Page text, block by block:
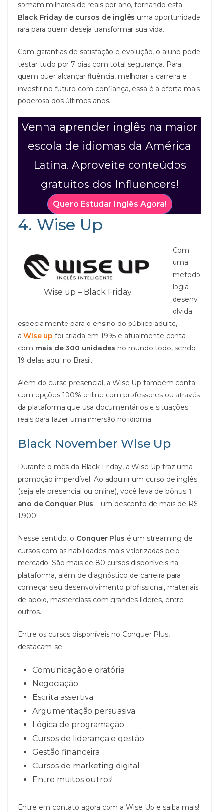
somam milhares de reais por ano, tornando esta
Black Friday de cursos de inglês uma oportunidade
rara para quem deseja transformar sua vida.
Com garantias de satisfação e evolução, o aluno pode
testar tudo por 7 dias com total segurança. Para
quem quer alcançar fluência, melhorar a carreira e
investir no futuro com confiança, essa é a oferta mais
poderosa dos últimos anos.
Venha aprender inglês na maior
escola de idiomas da América
Latina. Aproveite conteúdos
gratuitos dos Influencers!
Quero Estudar Inglês Agora!
4. Wise Up
Wise up – Black Friday
Com
uma
metodo
logia
desenv
olvida
especialmente para o ensino do público adulto,
a Wise up foi criada em 1995 e atualmente conta
com mais de 300 unidades no mundo todo, sendo
19 delas aqui no Brasil.
Além do curso presencial, a Wise Up também conta
com opções 100% online com professores ou através
da plataforma que usa documentários e situações
reais para fazer uma imersão no idioma.
Black November Wise Up
Durante o mês da Black Friday, a Wise Up traz uma
promoção imperdível. Ao adquirir um curso de inglês
(seja ele presencial ou online), você leva de bônus 1
ano de Conquer Plus – um desconto de mais de R$
1.900!
Nesse sentido, o Conquer Plus é um streaming de
cursos com as habilidades mais valorizadas pelo
mercado. São mais de 80 cursos disponíveis na
plataforma, além de diagnóstico de carreira para
começar seu desenvolvimento profissional, materiais
de apoio, masterclass com grandes líderes, entre
outros.
Entre os cursos disponíveis no Conquer Plus,
destacam-se:
Comunicação e oratória
Negociação
Escrita assertiva
Argumentação persuasiva
Lógica de programação
Cursos de liderança e gestão
Gestão financeira
Cursos de marketing digital
Entre muitos outros!
Entre em contato agora com a Wise Up e saiba mais!